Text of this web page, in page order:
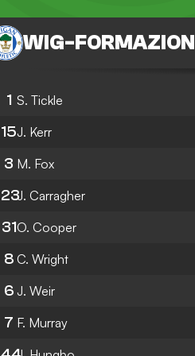
WIG-
1 S. Tickle
15J. Kerr
3 M. Fox
23J. Carragher
31O. Cooper
8 C. Wright
6 J. Weir
7 F. Murray